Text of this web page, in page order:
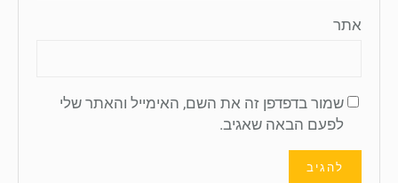
אתר
שמור בדפדפן זה את השם, האימייל והאתר שלי
לפעם הבאה שאגיב.